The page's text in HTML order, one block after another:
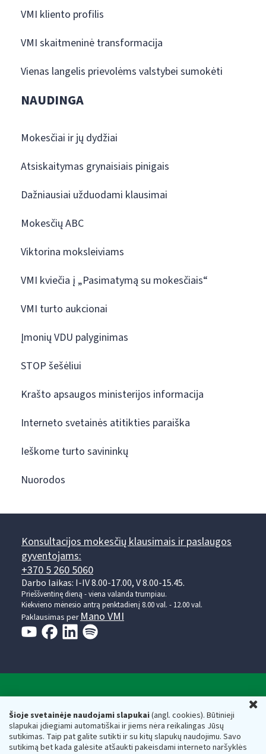
Šioje svetainėje naudojami slapukai(angl. cookies). Būtinieji
slapukai įdiegiami automatiškai ir jiems nėra reikalingas Jūsų
sutikimas. Taip pat galite sutikti ir su kitų slapukų naudojimu. Savo
sutikimą bet kada galėsite atšaukti pakeisdami interneto naršyklės
VMI kliento profilis
VMI skaitmeninė transformacija
Vienas langelis prievolėms valstybei sumokėti
NAUDINGA
Mokesčiai ir jų dydžiai
Atsiskaitymas grynaisiais pinigais
Dažniausiai užduodami klausimai
Mokesčių ABC
Viktorina moksleiviams
VMI kviečia į „Pasimatymą su mokesčiais“
VMI turto aukcionai
Įmonių VDU palyginimas
STOP šešėliui
Krašto apsaugos ministerijos informacija
Interneto svetainės atitikties paraiška
Ieškome turto savininkų
Nuorodos
Konsultacijos mokesčių klausimais ir paslaugos
gyventojams:
+370 5 260 5060
Darbo laikas: I-IV 8.00-17.00, V 8.00-15.45.
Prieššventinę dieną - viena valanda trumpiau.
Kiekvieno mėnesio antrą penktadienį 8.00 val. - 12.00 val.
Paklausimas per Mano VMI
Respublikos finansų ministerijos
Biudžetinė įstaiga. Juridinio asmens kodas — 188659752,
adresas: Vasario 16-osios g. 14, 01107 Vilnius, Lietuva, el.paštas: